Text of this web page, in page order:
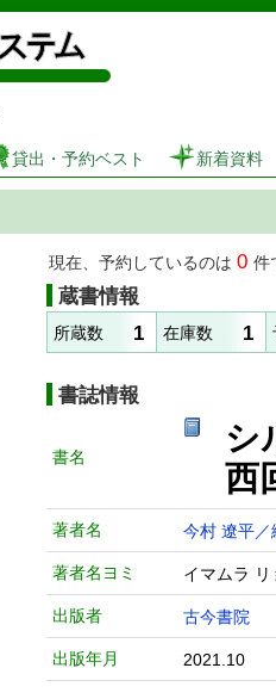
図書館 蔵書検索・
貸出・予約ベスト 新着資料
現在、予約しているのは 0 件
蔵書情報
所蔵数 1 在庫数 1
書誌情報
書名
シ
西
著者名 今村 遼平／
著者名ヨミ イマムラ リ
出版者 古今書院
出版年月 2021.10